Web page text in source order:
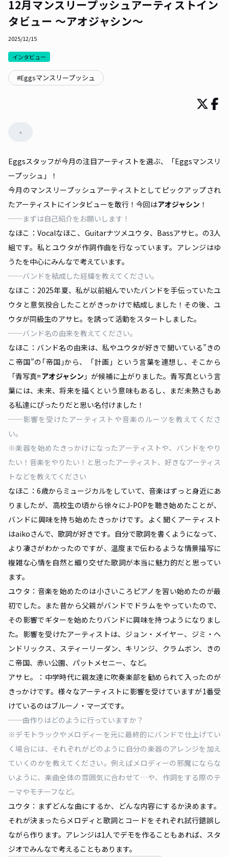
12月マンスリープッシュアーティストイン
タビュー 〜アオジャシン〜
2025/12/15
インタビュー
#Eggsマンスリープッシュ
+
Eggsスタッフが今月の注目アーティストを選ぶ、「Eggsマンスリ
ープッシュ」！
今月のマンスリープッシュアーティストとしてピックアップされ
たアーティストにインタビューを敢行！今回はアオジャシン ！
──まずは自己紹介をお願いします！
なほこ：Vocalなほこ、Guitarナツメユウタ、Bassアサヒ。の3人
組です。私とユウタが作詞作曲を行なっています。アレンジはゆ
うたを中心にみんなで考えています。
──バンドを結成した経緯を教えてください。
なほこ：2025年夏、私が以前組んでいたバンドを手伝っていたユ
ウタと意気投合したことがきっかけで結成しました！その後、ユ
ウタが同級生のアサヒ。を誘って活動をスタートしました。
──バンド名の由来を教えてください。
なほこ：バンド名の由来は、私やユウタが好きで聞いている”きの
こ帝国”の｢帝国｣から、「計画」という言葉を連想し、そこから
「青写真=アオジャシン 」が候補に上がりました。青写真という言
葉には、未来、将来を描くという意味もあるし、まだ未熟さもあ
る私達にぴったりだと思い名付けました！
──影響を受けたアーティストや音楽のルーツを教えてくださ
い。
※楽器を始めたきっかけになったアーティストや、バンドをやり
たい！音楽をやりたい！と思ったアーティスト、好きなアーティス
トなどを教えてください
なほこ：6歳からミュージカルをしていて、音楽はずっと身近にあ
りましたが、高校生の頃から徐々にJ-POPを聴き始めたことが、
バンドに興味を持ち始めたきっかけです。よく聞くアーティスト
はaikoさんで、歌詞が好きです。自分で歌詞を書くようになって、
より凄さがわかったのですが、温度まで伝わるような情景描写に
複雑な心情を自然と織り交ぜた歌詞が本当に魅力的だと思ってい
ます。
ユウタ：音楽を始めたのは小さいころピアノを習い始めたのが最
初でした。また昔から父親がバンドでドラムをやっていたので、
その影響でギターを始めたりバンドに興味を持つようになりまし
た。影響を受けたアーティストは、ジョン・メイヤー、ジミ・ヘ
ンドリックス、スティーリーダン、キリンジ、クラムボン、きの
こ帝国、赤い公園、パットメセニー、など。
アサヒ。：中学時代に親友達に吹奏楽部を勧められて入ったのが
きっかけです。様々なアーティストに影響を受けていますが1番受
けているのはブルーノ・マーズです。
──曲作りはどのように行っていますか？
※デモトラックやメロディーを元に最終的にバンドで仕上げてい
く場合には、それぞれがどのように自分の楽器のアレンジを加え
ていくのかを教えてください。例えばメロディーの邪魔にならな
いように、楽曲全体の雰囲気に合わせて…や、作詞をする際のテ
ーマやモチーフなど。
ユウタ：まずどんな曲にするか、どんな内容にするか決めます。
それが決まったらメロディと歌詞とコードをそれぞれ試行錯誤し
ながら作ります。アレンジは1人でデモを作ることもあれば、スタ
ジオでみんなで考えることもあります。